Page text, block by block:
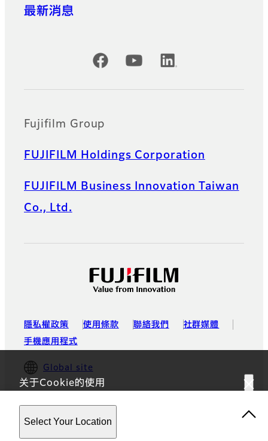
关于Cookie的使用
浏览本网站，即表示您同意我们使用
cookies及其他技术。
Select Your Location
最新消息
Official Social Media Accounts
Fujifilm Group
FUJIFILM Holdings Corporation
FUJIFILM Business Innovation Taiwan
Co., Ltd.
隱私權政策 使用條款 聯絡我們
社群媒體
手機應用程式
Global site